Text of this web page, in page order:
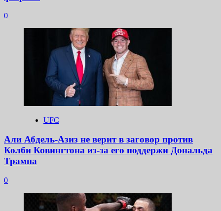
0
UFC
Али Абдель-Азиз не верит в заговор против
Колби Ковингтона из-за его поддержи Дональда
Трампа
0